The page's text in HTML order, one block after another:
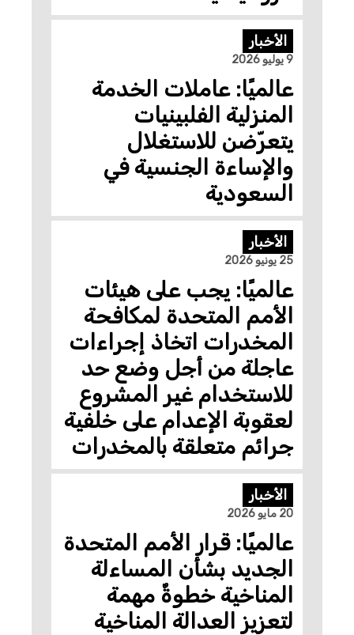
الأخبار
9 يوليو 2026
عالميًا: عاملات الخدمة
المنزلية الفلبينيات
يتعرّضن للاستغلال
والإساءة الجنسية في
السعودية
الأخبار
25 يونيو 2026
عالميًا: يجب على هيئات
الأمم المتحدة لمكافحة
المخدرات اتخاذ إجراءات
عاجلة من أجل وضع حد
للاستخدام غير المشروع
لعقوبة الإعدام على خلفية
جرائم متعلقة بالمخدرات
الأخبار
20 مايو 2026
عالميًا: قرار الأمم المتحدة
الجديد بشأن المساءلة
المناخية خطوةٌ مهمة
لتعزيز العدالة المناخية